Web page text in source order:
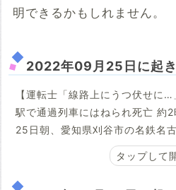
明できるかもしれません。
2022年09月25日に起
【運転士「線路上にうつ伏せに
駅で通過列車にはねられ死亡 約2
25日朝、愛知県刈谷市の名鉄名
れる女性が列車にはねられ死亡し
25日午前8時すぎ、刈谷市の名鉄